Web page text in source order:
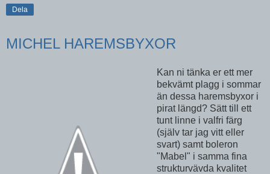
Dela
MICHEL HAREMSBYXOR
Kan ni tänka er ett mer
bekvämt plagg i sommar
än dessa haremsbyxor i
pirat längd? Sätt till ett
tunt linne i valfri färg
(själv tar jag vitt eller
svart) samt boleron
"Mabel" i samma fina
strukturvävda kvalitet